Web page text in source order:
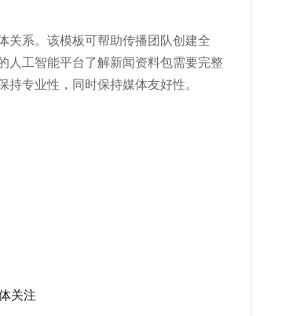
关系。该模板可帮助传播团队创建全
人工智能平台了解新闻资料包需要完整
专业性，同时保持媒体友好性。
关注